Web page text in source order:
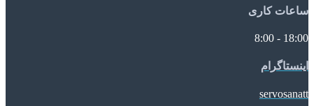
ساعات کاری
18:00 - 8:00
اینستاگرام
servosanatt